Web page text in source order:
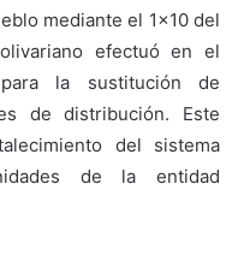
mediante el 1×10 del
efectuó en el
la sustitución de
de distribución. Este
del sistema
de la entidad